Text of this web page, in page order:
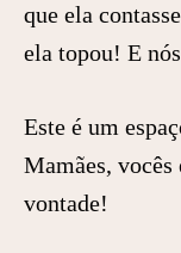
que ela
ela topou! E
Este é um
Mamães, vocês
vontade!